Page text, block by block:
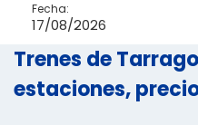
Fecha:
17/08/2026
Trenes de
estaciones,